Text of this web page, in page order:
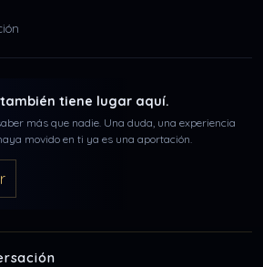
tiene lugar aquí.
más que nadie. Una duda, una experiencia
movido en ti ya es una aportación.